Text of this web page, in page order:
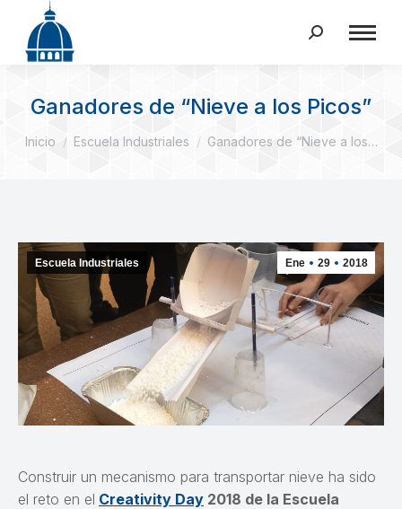
Buscar:
Ganadores de “Nieve a los Picos”
Estás aquí:
Inicio Escuela Industriales Ganadores de “Nieve a los…
Ene 29 2018
Escuela Industriales
Construir un mecanismo para transportar nieve ha sido
el reto en el Creativity Day 2018 de la Escuela